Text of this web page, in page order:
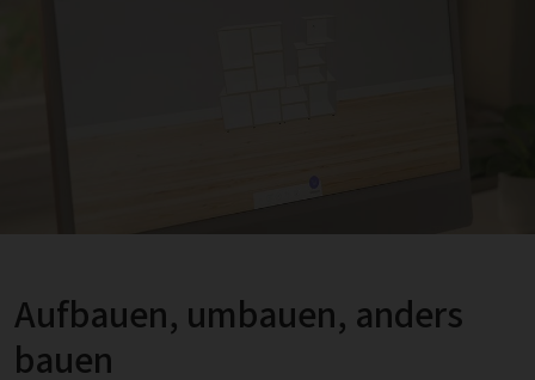
Aufbauen, umbauen, anders
bauen